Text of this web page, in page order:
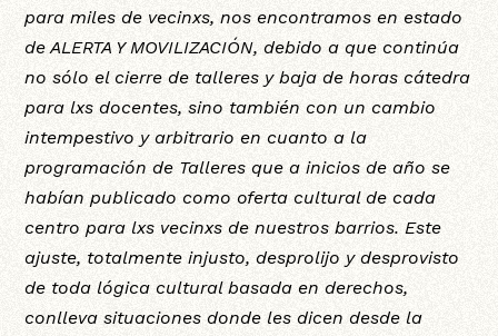
para miles de vecinxs, nos encontramos en estado
de ALERTA Y MOVILIZACIÓN, debido a que continúa
no sólo el cierre de talleres y baja de horas cátedra
para lxs docentes, sino también con un cambio
intempestivo y arbitrario en cuanto a la
programación de Talleres que a inicios de año se
habían publicado como oferta cultural de cada
centro para lxs vecinxs de nuestros barrios. Este
ajuste, totalmente injusto, desprolijo y desprovisto
de toda lógica cultural basada en derechos,
conlleva situaciones donde les dicen desde la